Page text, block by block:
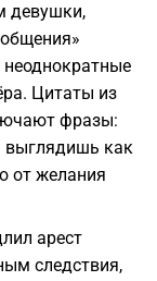
девушки,
неоднократные
Цитаты из
фразы:
выглядишь как
от желания
арест
следствия,